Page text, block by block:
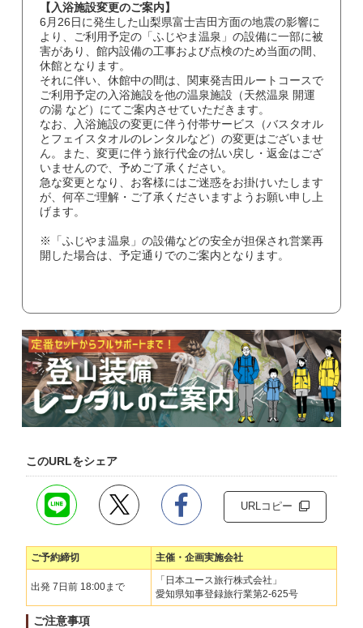
【入浴施設変更のご案内】
6月26日に発生した山梨県富士吉田方面の地震の影響に
より、ご利用予定の「ふじやま温泉」の設備に一部に被
害があり、館内設備の工事および点検のため当面の間、
休館となります。
それに伴い、休館中の間は、関東発吉田ルートコースで
ご利用予定の入浴施設を他の温泉施設（天然温泉 開運
の湯 など）にてご案内させていただきます。
なお、入浴施設の変更に伴う付帯サービス（バスタオル
とフェイスタオルのレンタルなど）の変更はございませ
ん。また、変更に伴う旅行代金の払い戻し・返金はござ
いませんので、予めご了承ください。
急な変更となり、お客様にはご迷惑をお掛けいたします
が、何卒ご理解・ご了承くださいますようお願い申し上
げます。
※「ふじやま温泉」の設備などの安全が担保され営業再
開した場合は、予定通りでのご案内となります。
このURLをシェア
URLコピー
ご予約締切 主催・企画実施会社
出発 7日前 18:00まで
「日本ユース旅行株式会社」
愛知県知事登録旅行業第2-625号
ご注意事項